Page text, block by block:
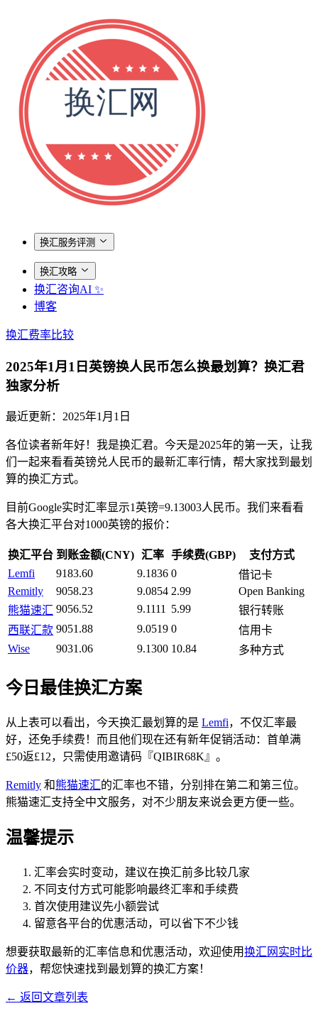
换汇服务评测
换汇攻略
换汇咨询AI ✨
博客
换汇费率比较
2025年1月1日英镑换人民币怎么换最划算？换汇君
独家分析
最近更新： 2025年1月1日
各位读者新年好！我是换汇君。今天是2025年的第一天，让我
们一起来看看英镑兑人民币的最新汇率行情，帮大家找到最划
算的换汇方式。
目前Google实时汇率显示1英镑=9.13003人民币。我们来看看
各大换汇平台对1000英镑的报价：
换汇平台 到账金额(CNY) 汇率 手续费(GBP)
支付方式
Lemfi
9183.60 9.1836 0
借记卡
Remitly
9058.23 9.0854 2.99
Open Banking
熊猫速汇 9056.52 9.1111 5.99
银行转账
西联汇款 9051.88 9.0519 0
信用卡
Wise
9031.06 9.1300 10.84 多种方式
今日最佳换汇方案
从上表可以看出，今天换汇最划算的是 Lemfi，不仅汇率最
好，还免手续费！而且他们现在还有新年促销活动：首单满
£50返£12，只需使用邀请码『QIBIR68K』。
Remitly 和熊猫速汇的汇率也不错，分别排在第二和第三位。
熊猫速汇支持全中文服务，对不少朋友来说会更方便一些。
温馨提示
汇率会实时变动，建议在换汇前多比较几家
不同支付方式可能影响最终汇率和手续费
首次使用建议先小额尝试
留意各平台的优惠活动，可以省下不少钱
想要获取最新的汇率信息和优惠活动，欢迎使用换汇网实时比
价器，帮您快速找到最划算的换汇方案！
← 返回文章列表